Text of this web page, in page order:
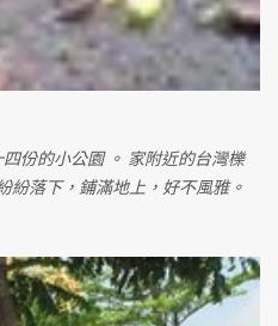
比較多，就開始有擁擠的感覺
走走，遺憾。 Generated by
份的小公園 。 家附近的台灣櫟
紛落下，鋪滿地上，好不風雅。